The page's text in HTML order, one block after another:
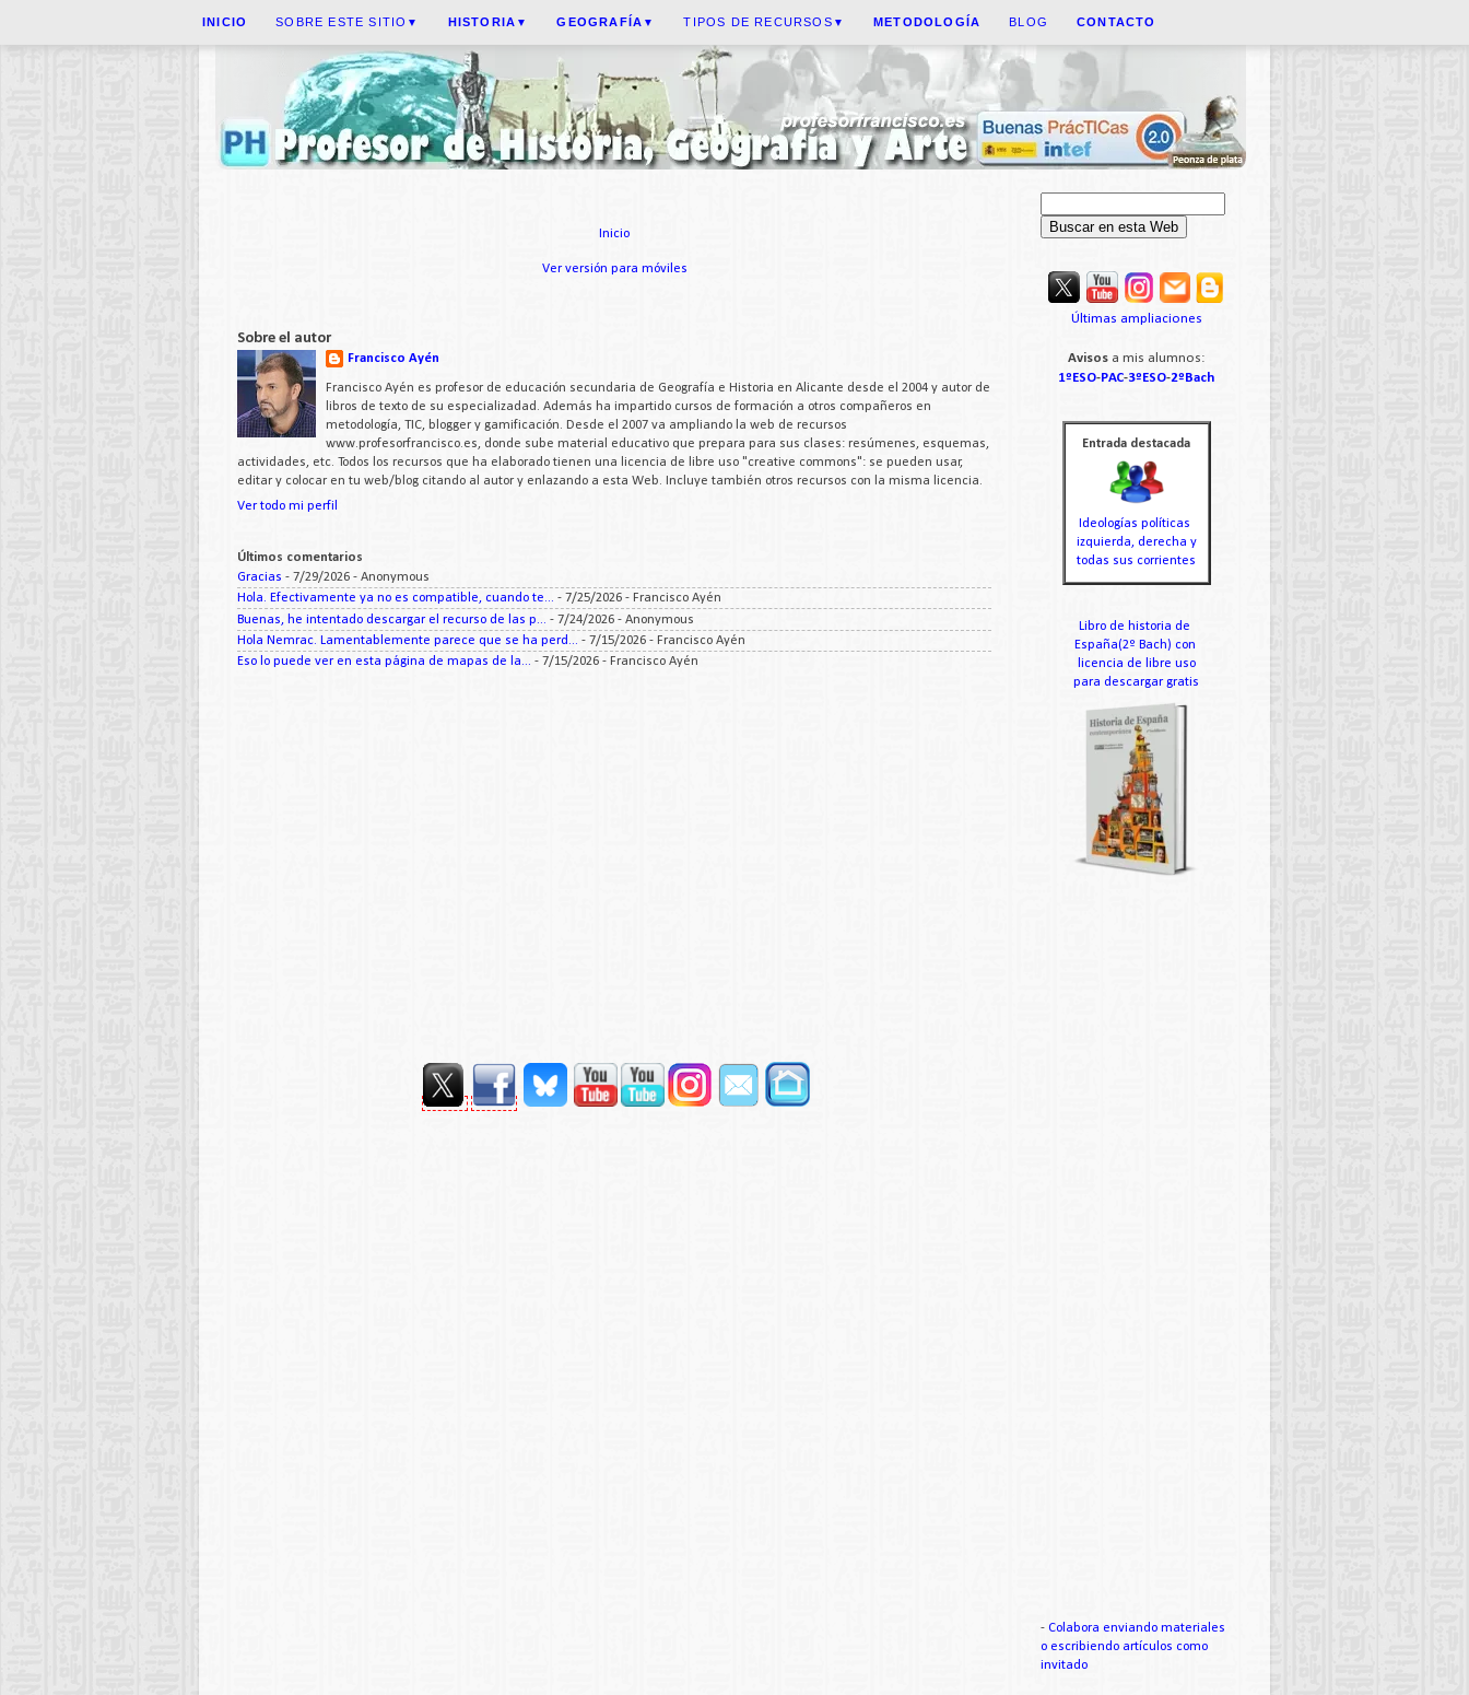
INICIO SOBRE ESTE SITIO ▼ HISTORIA ▼ GEOGRAFÍA ▼ TIPOS DE RECURSOS ▼ METODOLOGÍA BLOG CONTACTO
Inicio
Ver versión para móviles
Sobre el autor
Francisco Ayén
Francisco Ayén es profesor de educación secundaria de Geografía e Historia en Alicante desde el 2004 y autor de
libros de texto de su especializadad. Además ha impartido cursos de formación a otros compañeros en
metodología, TIC, blogger y gamificación. Desde el 2007 va ampliando la web de recursos
www.profesorfrancisco.es, donde sube material educativo que prepara para sus clases: resúmenes, esquemas,
actividades, etc. Todos los recursos que ha elaborado tienen una licencia de libre uso "creative commons": se pueden usar,
editar y colocar en tu web/blog citando al autor y enlazando a esta Web. Incluye también otros recursos con la misma licencia.
Ver todo mi perfil
Últimos comentarios
Gracias - 7/29/2026 - Anonymous
Hola. Efectivamente ya no es compatible, cuando te... - 7/25/2026 - Francisco Ayén
Buenas, he intentado descargar el recurso de las p... - 7/24/2026 - Anonymous
Hola Nemrac. Lamentablemente parece que se ha perd... - 7/15/2026 - Francisco Ayén
Eso lo puede ver en esta página de mapas de la... - 7/15/2026 - Francisco Ayén
Últimas ampliaciones
Avisos a mis alumnos:
1ºESO-PAC-3ºESO-2ºBach
Entrada destacada
Ideologías políticas
izquierda, derecha y
todas sus corrientes
Libro de historia de
España(2º Bach) con
licencia de libre uso
para descargar gratis
- Colabora enviando materiales
o escribiendo artículos como
invitado